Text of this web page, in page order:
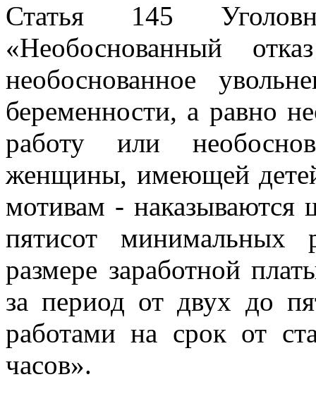
Статья 145
«Необоснованный
необоснованное
беременности, а равно
работу или
женщины, имеющей
мотивам - наказываются
пятисот минимальных
размере заработной
за период от двух до
работами на срок от
часов».